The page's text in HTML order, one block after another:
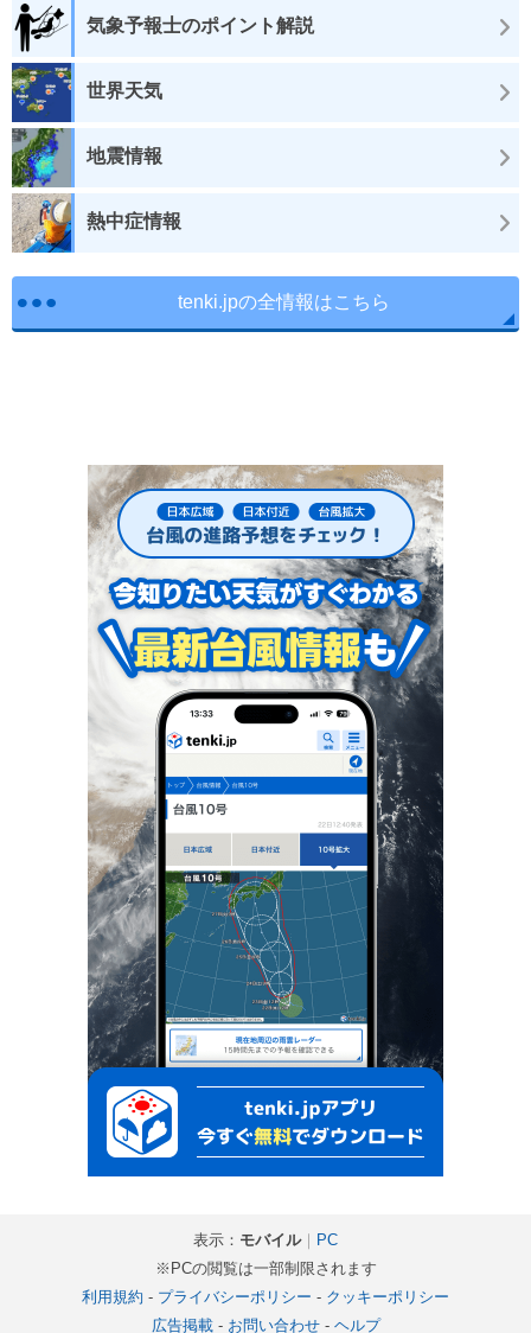
気象予報士のポイント解説
世界天気
地震情報
熱中症情報
tenki.jpの全情報はこちら
表示： モバイル｜
PC
※PCの閲覧は一部制限されます
利用規約 - プライバシーポリシー - クッキーポリシー
広告掲載- お問い合わせ- ヘルプ